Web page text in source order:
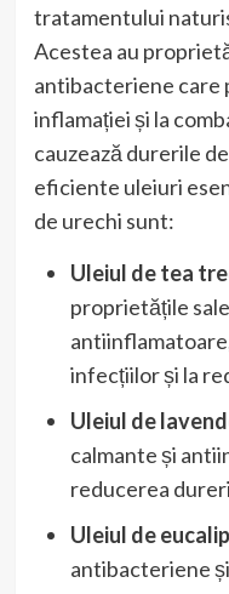
tratamentului
Acestea au
antibacteriene care
inflamației și la
cauzează durerile
eficiente uleiuri
de urechi sunt:
Uleiul de tea
proprietățile
infecțiilor și la
Uleiul de
calmante și
reducerea
Uleiul de
antibacteriene